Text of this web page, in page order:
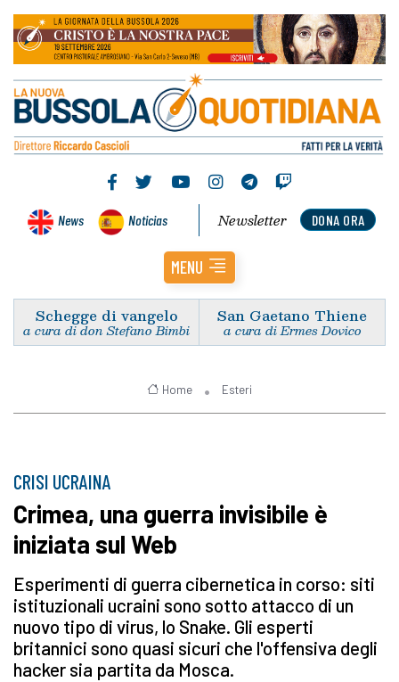
News Noticias DONA ORA
Newsletter
MENU
Schegge di vangelo
a cura di don Stefano Bimbi
San Gaetano Thiene
a cura di Ermes Dovico
Home Esteri
CRISI UCRAINA
Crimea, una guerra invisibile è
iniziata sul Web
Esperimenti di guerra cibernetica in corso: siti
istituzionali ucraini sono sotto attacco di un
nuovo tipo di virus, lo Snake. Gli esperti
britannici sono quasi sicuri che l'offensiva degli
hacker sia partita da Mosca.